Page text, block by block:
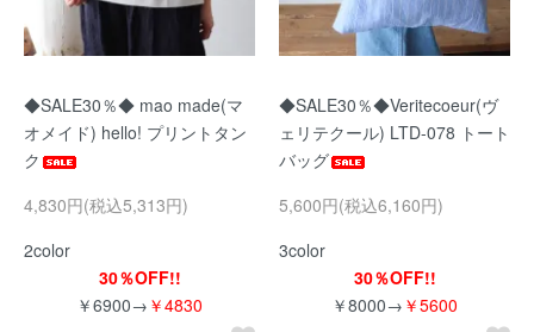
◆SALE30％◆ mao made(マ
オメイド) hello! プリントタン
ク
4,830円(税込5,313円)
2color
30％OFF!!
￥6900→ ￥4830
◆SALE30％◆Veritecoeur(ヴ
ェリテクール) LTD-078 トート
バッグ
5,600円(税込6,160円)
3color
30％OFF!!
￥8000→ ￥5600